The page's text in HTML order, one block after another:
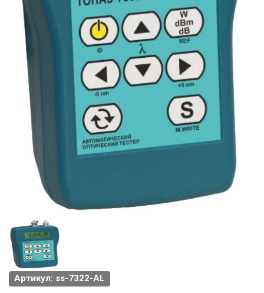
Артикул: ss-7322-АL